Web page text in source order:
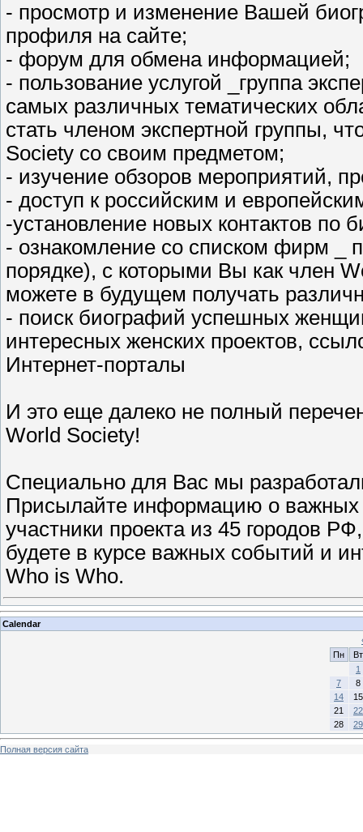
- просмотр и изменение Вашей
профиля на сайте;
- форум для обмена информацией;
- пользование услугой _группа
самых различных тематических
стать членом экспертной группы,
Society со своим предметом;
- изучение обзоров мероприятий,
- доступ к российским и
-установление новых контактов по
- ознакомление со списком фирм _
порядке), с которыми Вы как член
можете в будущем получать
- поиск биографий успешных
интересных женских проектов,
Интернет-порталы
И это еще далеко не полный
World Society!
Специально для Вас мы
Присылайте информацию о важных
участники проекта из 45 городов
будете в курсе важных событий и
Who is Who.
Calendar
Пн
Вт
1
7
8
14
15
21
22
28
29
Полная версия сайта